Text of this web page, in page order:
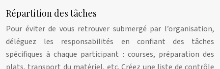
Répartition des tâches
Pour éviter de vous retrouver submergé par l’organisation,
déléguez les responsabilités en confiant des tâches
spécifiques à chaque participant : courses, préparation des